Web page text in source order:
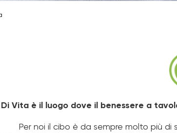
Di Vita è il luogo dove il benessere a
Per noi il cibo è da sempre molto più di